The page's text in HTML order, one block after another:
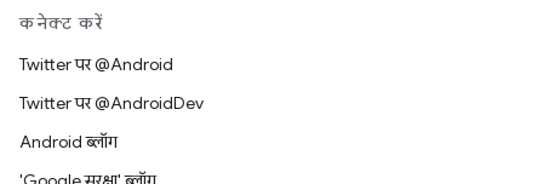
कनेक्ट करें
Twitter पर @Android
Twitter पर @AndroidDev
Android ब्लॉग